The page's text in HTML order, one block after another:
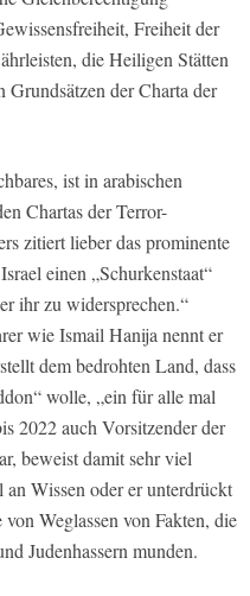
Freiheit der
die Heiligen Stätten
Grundsätzen der Charta der
ist in arabischen
Chartas der Terror-
zitiert lieber das prominente
einen „Schurkenstaat“
ihr zu widersprechen.“
wie Ismail Hanija nennt er
dem bedrohten Land, dass
wolle, „ein für alle mal
2022 auch Vorsitzender der
beweist damit sehr viel
Wissen oder er unterdrückt
Weglassen von Fakten, die
Judenhassern munden.